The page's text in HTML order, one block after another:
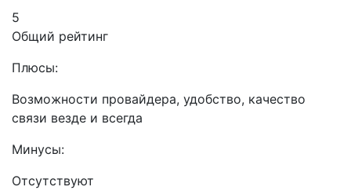
5
Общий рейтинг
Плюсы:
Возможности провайдера, удобство, качество
связи везде и всегда
Минусы:
Отсутствуют